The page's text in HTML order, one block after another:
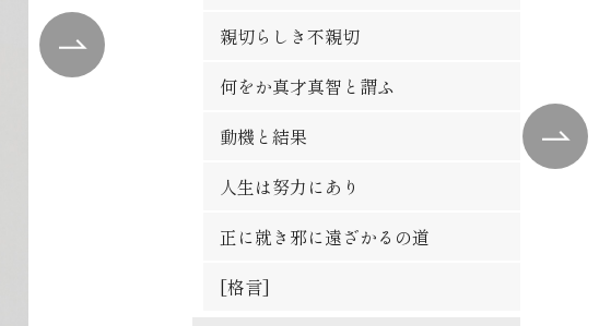
君子の争ひたれ
社会と学問との関係
勇猛心の養成法
一生涯に歩むべき道
[格言]
親切らしき不親切
何をか真才真智と謂ふ
動機と結果
人生は努力にあり
正に就き邪に遠ざかるの道
[格言]